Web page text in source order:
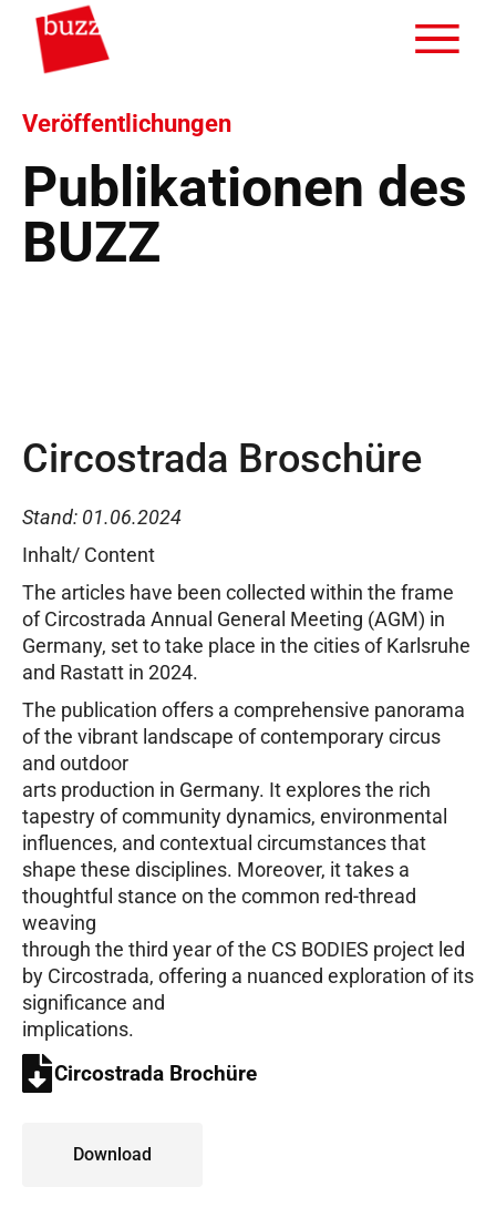
Veröffentlichungen
Publikationen des
BUZZ
Circostrada Broschüre
Stand: 01.06.2024
Inhalt/ Content
The articles have been collected within the frame
of Circostrada Annual General Meeting (AGM) in
Germany, set to take place in the cities of Karlsruhe
and Rastatt in 2024.
The publication offers a comprehensive panorama
of the vibrant landscape of contemporary circus
and outdoor
arts production in Germany. It explores the rich
tapestry of community dynamics, environmental
influences, and contextual circumstances that
shape these disciplines. Moreover, it takes a
thoughtful stance on the common red-thread
weaving
through the third year of the CS BODIES project led
by Circostrada, offering a nuanced exploration of its
significance and
implications.
Circostrada Brochüre
Download